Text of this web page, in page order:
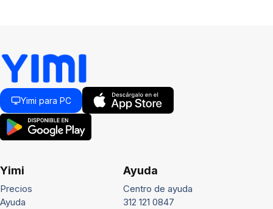
Yimi para PC
Yimi
Precios
Ayuda
Ayuda
Centro de ayuda
312 121 0847